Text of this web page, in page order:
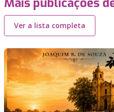
Ver a lista completa